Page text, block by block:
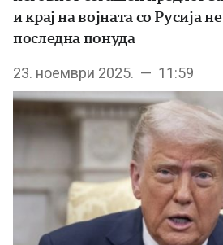
и крај на војната со Русија
последна понуда
23. ноември 2025. — 11:59